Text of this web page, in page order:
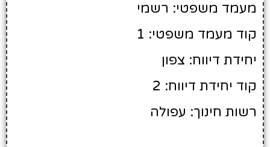
מעמד משפטי: רשמי
קוד מעמד משפטי: 1
יחידת דיווח: צפון
קוד יחידת דיווח: 2
רשות חינוך: עפולה